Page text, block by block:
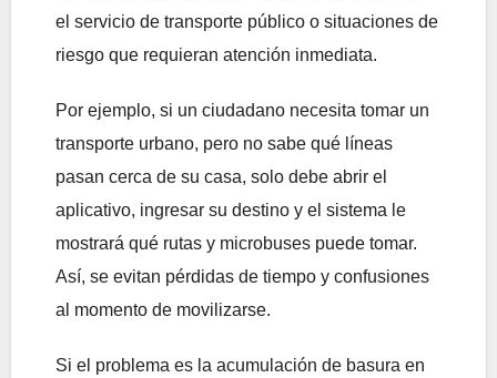
el servicio de transporte público o situaciones de
riesgo que requieran atención inmediata.
Por ejemplo, si un ciudadano necesita tomar un
transporte urbano, pero no sabe qué líneas
pasan cerca de su casa, solo debe abrir el
aplicativo, ingresar su destino y el sistema le
mostrará qué rutas y microbuses puede tomar.
Así, se evitan pérdidas de tiempo y confusiones
al momento de movilizarse.
Si el problema es la acumulación de basura en